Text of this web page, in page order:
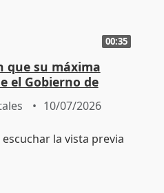
00:35
que su máxima
el Gobierno de
elecciones
10/07/2026